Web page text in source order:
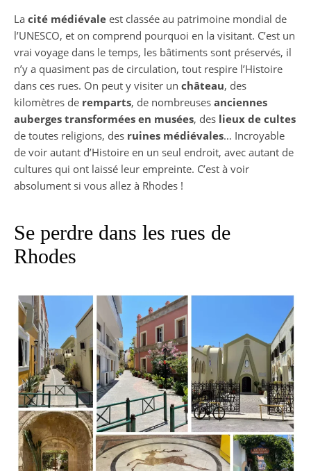
La cité médiévale est classée au patrimoine mondial de
l’UNESCO, et on comprend pourquoi en la visitant. C’est un
vrai voyage dans le temps, les bâtiments sont préservés, il
n’y a quasiment pas de circulation, tout respire l’Histoire
dans ces rues. On peut y visiter un château, des
kilomètres de remparts, de nombreuses anciennes
auberges transformées en musées, des lieux de cultes
de toutes religions, des ruines médiévales… Incroyable
de voir autant d’Histoire en un seul endroit, avec autant de
cultures qui ont laissé leur empreinte. C’est à voir
absolument si vous allez à Rhodes !
Se perdre dans les rues de
Rhodes